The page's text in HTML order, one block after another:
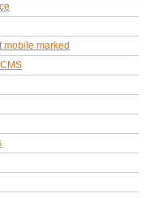
mobile marked